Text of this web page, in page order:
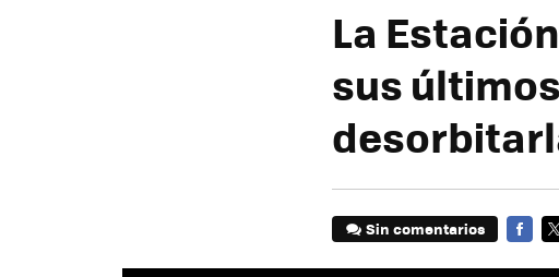
La
sus
Sin comentarios